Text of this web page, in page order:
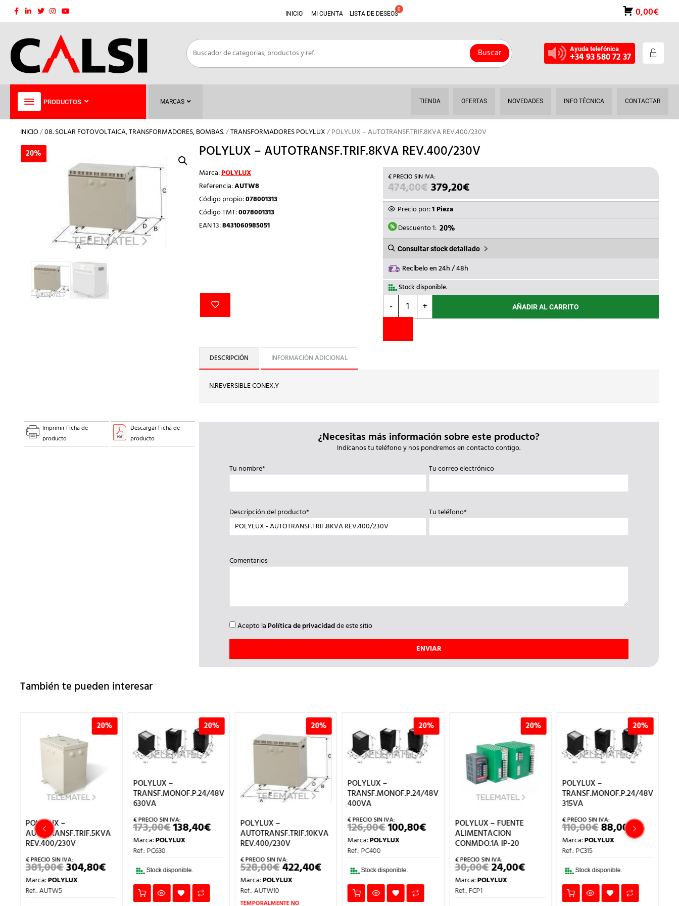
Saltar
INICIO MI CUENTA LISTA DE DESEOS 0,00€
Buscar Ayuda telefónica
+34 93 580 72 37
PRODUCTOS MARCAS TIENDA OFERTAS NOVEDADES INFO TÉCNICA CONTACTAR
INICIO/08. SOLAR FOTOVOLTAICA, TRANSFORMADORES, BOMBAS./TRANSFORMADORES POLYLUX/ POLYLUX – AUTOTRANSF.TRIF.8KVA REV.400/230V
20% POLYLUX – AUTOTRANSF.TRIF.8KVA REV.400/230V
Marca:POLYLUX
Referencia:AUTW8
Código propio:078001313
Código TMT:0078001313
EAN 13:8431060985051
474,00€ EL
PRECIO
ORIGINAL
ERA:
474,00€.
379,20€EL
PRECIO
ES:
Precio por:1 Pieza
Descuento 1: 20%
Consultar stock detallado
Recíbelo en 24h / 48h
Stock disponible.
-
POLYLUX
AUTOTRANSF.TRIF.8KVA
cantidad
+ AÑADIR AL CARRITO
DESCRIPCIÓN INFORMACIÓN ADICIONAL
N.REVERSIBLE CONEX.Y
20%
Imprimir Ficha de
producto
Descargar Ficha de
producto
¿Necesitas más información sobre este producto?
Indícanos tu teléfono y nos pondremos en contacto contigo.
Tu nombre*
Tu correo electrónico
Descripción del producto* Tu teléfono*
Comentarios
Acepto la Política de privacidadde este sitio
También te pueden interesar
20%
POLYLUX –
AUTOTRANSF.TRIF.5KVA
REV.400/230V
381,00€EL
PRECIO
ORIGINAL
304,80€EL
PRECIO
ACTUAL
304,80€.
Marca:POLYLUX
Ref.: AUTW5
20%
POLYLUX –
TRANSF.MONOF.P.24/48V
630VA
173,00€EL
PRECIO
ORIGINAL
138,40€EL
PRECIO
ACTUAL
138,40€.
Marca:POLYLUX
Ref.: PC630
Stock disponible.
20%
POLYLUX –
AUTOTRANSF.TRIF.10KVA
REV.400/230V
528,00€EL
PRECIO
ORIGINAL
528,00€.
422,40€EL
PRECIO
ACTUAL
422,40€.
Marca:POLYLUX
Ref.: AUTW10
TEMPORALMENTE NO
20%
POLYLUX –
TRANSF.MONOF.P.24/48V
400VA
126,00€EL
PRECIO
ORIGINAL
100,80€EL
PRECIO
ACTUAL
100,80€.
Marca:POLYLUX
Ref.: PC400
Stock disponible.
20%
POLYLUX – FUENTE
ALIMENTACION
CONMDO.1A IP-20
30,00€EL
PRECIO
ORIGINAL
24,00€EL
PRECIO
ACTUAL
Marca:POLYLUX
Ref.: FCP1
20%
POLYLUX –
TRANSF.MONOF.P.24/48V
315VA
110,00€EL
PRECIO
ORIGINAL
88,00€EL
PRECIO
ACTUAL
Marca:POLYLUX
Ref.: PC315
Stock disponible.